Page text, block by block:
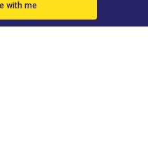
with me TV